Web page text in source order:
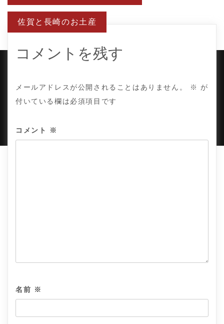
稿
ナ
ビ
ゲ
ー
ョ
ン
佐賀と長崎のお土産
コメントを残す
メールアドレスが公開されることはありません。 ※
が
付いている欄は必須項目です
コメント ※
名前 ※